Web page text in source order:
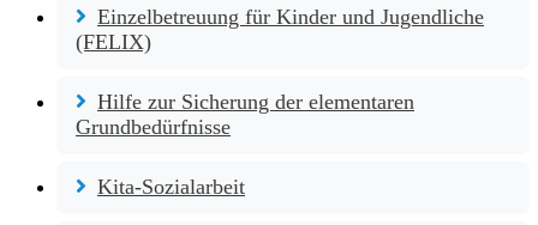
Einzelbetreuung für Kinder und Jugendliche
(FELIX)
Hilfe zur Sicherung der elementaren
Grundbedürfnisse
Kita-Sozialarbeit